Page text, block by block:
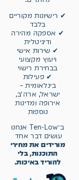
✔ רישיונות מקוריים
בלבד
✔ אספקה מהירה
ודיגיטלית
✔ שירות אישי
ויעוץ מקצועי
בבחירת רישוי
✔ פעילות
בינלאומית –
ישראל, ארה״ב,
אירופה ומדינות
נוספות
ב־Ten-Low אנחנו
עושים דבר אחד
מורידים את מחירי
התוכנות, בלי
להוריד באיכות.